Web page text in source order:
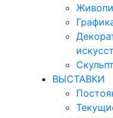
ВЫСТАВКИ